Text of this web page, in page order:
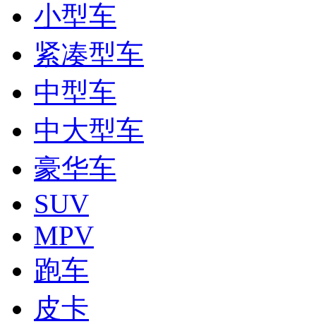
小型车
紧凑型车
中型车
中大型车
豪华车
SUV
MPV
跑车
皮卡